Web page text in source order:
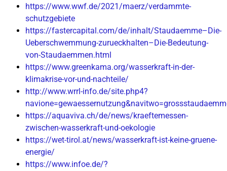
https://www.wwf.de/2021/maerz/verdammte-
schutzgebiete
https://fastercapital.com/de/inhalt/Staudaemme–Die-
Ueberschwemmung-zurueckhalten–Die-Bedeutung-
von-Staudaemmen.html
https://www.greenkama.org/wasserkraft-in-der-
klimakrise-vor-und-nachteile/
http://www.wrrl-info.de/site.php4?
https://aquaviva.ch/de/news/kraeftemessen-
zwischen-wasserkraft-und-oekologie
https://wet-tirol.at/news/wasserkraft-ist-keine-gruene-
energie/
https://www.infoe.de/?